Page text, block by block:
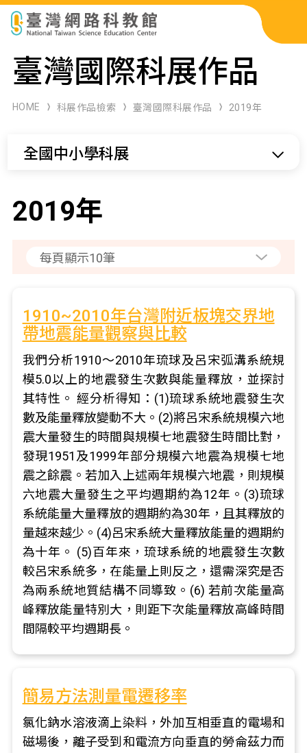
科展作品檢索
科學研習月刊
臺灣國際科展作品
HOME 科展作品檢索 臺灣國際科展作品 2019年
全國中小學科展
2019年
1910~2010年台灣附近板塊交界地
帶地震能量觀察與比較
我們分析1910～2010年琉球及呂宋弧溝系統規
模5.0以上的地震發生次數與能量釋放，並探討
其特性。 經分析得知：(1)琉球系統地震發生次
數及能量釋放變動不大。(2)將呂宋系統規模六地
震大量發生的時間與規模七地震發生時間比對，
發現1951及1999年部分規模六地震為規模七地
震之餘震。若加入上述兩年規模六地震，則規模
六地震大量發生之平均週期約為12年。(3)琉球
系統能量大量釋放的週期約為30年，且其釋放的
量越來越少。(4)呂宋系統大量釋放能量的週期約
為十年。 (5)百年來，琉球系統的地震發生次數
較呂宋系統多，在能量上則反之，還需深究是否
為兩系統地質結構不同導致。(6) 若前次能量高
峰釋放能量特別大，則距下次能量釋放高峰時間
間隔較平均週期長。
簡易方法測量電遷移率
氯化鈉水溶液滴上染料，外加互相垂直的電場和
磁場後，離子受到和電流方向垂直的勞侖茲力而